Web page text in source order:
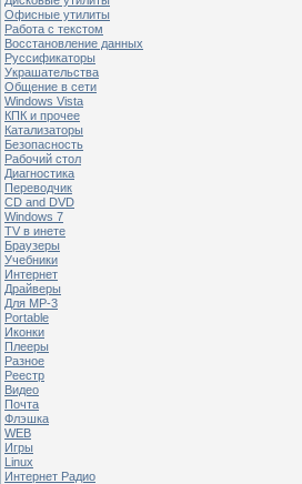
Офисные утилиты
Работа с текстом
Восстановление данных
Руссификаторы
Украшательства
Общение в сети
Windows Vista
КПК и прочее
Катализаторы
Безопасность
Рабочий стол
Диагностика
Переводчик
CD and DVD
Windows 7
TV в инете
Браузеры
Учебники
Интернет
Драйверы
Для MP-3
Portable
Иконки
Плееры
Разное
Реестр
Видео
Почта
Флэшка
WEB
Игры
Linux
Интернет Радио